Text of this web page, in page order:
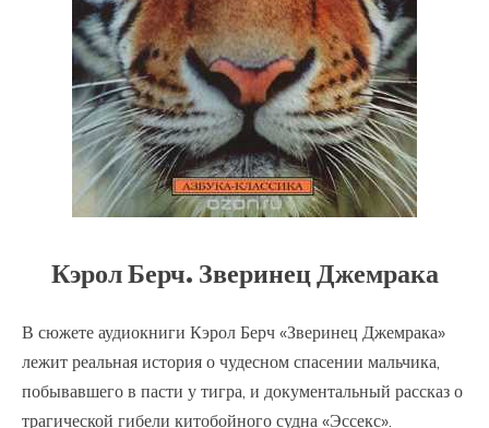
Кэрол Берч. Зверинец Джемрака
В сюжете аудиокниги Кэрол Берч «Зверинец Джемрака»
лежит реальная история о чудесном спасении мальчика,
побывавшего в пасти у тигра, и документальный рассказ о
трагической гибели китобойного судна «Эссекс».